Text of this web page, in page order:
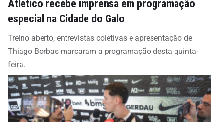
Atlético recebe imprensa em programação
especial na Cidade do Galo
Treino aberto, entrevistas coletivas e apresentação de
Thiago Borbas marcaram a programação desta quinta-
feira.